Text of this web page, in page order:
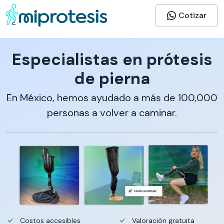
Cotizar
Especialistas en prótesis
de pierna
En México, hemos ayudado a más de 100,000
personas a volver a caminar.
Costos accesibles
Valoración gratuita